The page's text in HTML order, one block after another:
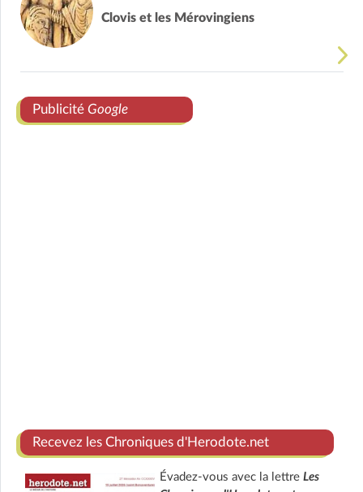
Clovis et les Mérovingiens
Publicité Google
Recevez les Chroniques d'Herodote.net
Évadez-vous avec la lettre Les